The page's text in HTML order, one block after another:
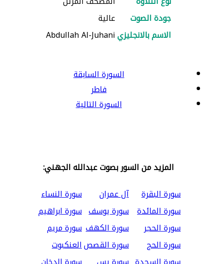
جودة الصوت
عالية
الاسم بالانجليزيAbdullah Al-Juhani
السورة السابقة
فاطر
السورة التالية
المزيد من السور بصوت عبدالله الجهني:
سورة البقرة
آل عمران
سورة النساء
سورة المائدة سورة يوسف سورة ابراهيم
سورة الحجر
سورة الكهف سورة مريم
سورة الحج
سورة القصصالعنكبوت